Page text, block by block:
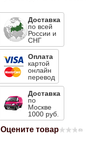
Доставка
по всей
России и
СНГ
Оплата
картой
онлайн
перевод
Доставка
по
Москве
1000 руб.
Оцените товар (0)